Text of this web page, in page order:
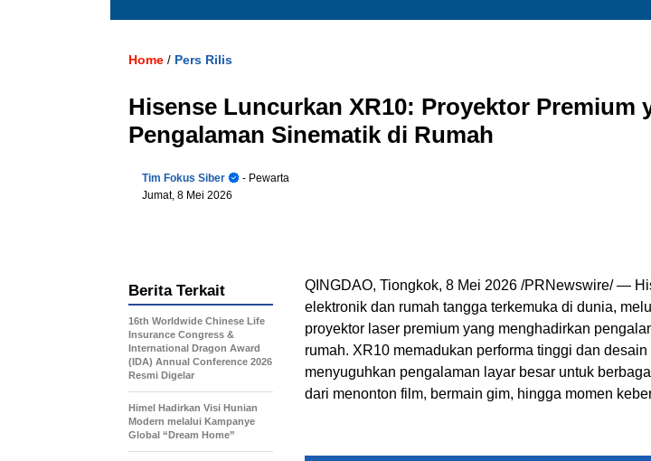
Home / Pers Rilis
Hisense Luncurkan XR10: Proyektor Premium
Pengalaman Sinematik di Rumah
Tim Fokus Siber
- Pewarta
Jumat, 8 Mei 2026
QINGDAO, Tiongkok, 8 Mei 2026 /PRNewswire/ —
elektronik dan rumah tangga terkemuka di dunia,
proyektor laser premium yang menghadirkan
rumah. XR10 memadukan performa tinggi dan
menyuguhkan pengalaman layar besar untuk
dari menonton film, bermain gim, hingga momen
Berita Terkait
16th Worldwide Chinese Life
Insurance Congress &
International Dragon Award
(IDA) Annual Conference 2026
Resmi Digelar
Himel Hadirkan Visi Hunian
Modern melalui Kampanye
Global “Dream Home”